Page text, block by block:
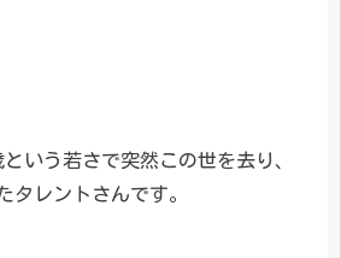
という若さで突然この世を去り、
タレントさんです。